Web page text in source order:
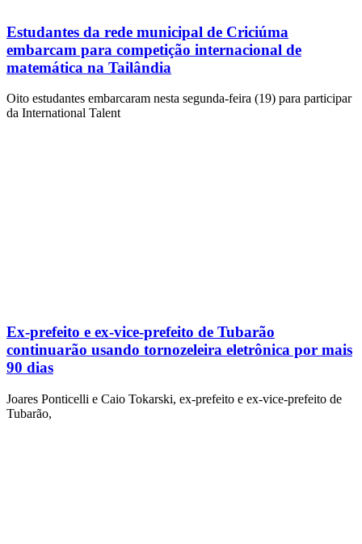
Estudantes da rede municipal de Criciúma
embarcam para competição internacional de
matemática na Tailândia
Oito estudantes embarcaram nesta segunda-feira (19) para participar
da International Talent
Ex-prefeito e ex-vice-prefeito de Tubarão
continuarão usando tornozeleira eletrônica por mais
90 dias
Joares Ponticelli e Caio Tokarski, ex-prefeito e ex-vice-prefeito de
Tubarão,